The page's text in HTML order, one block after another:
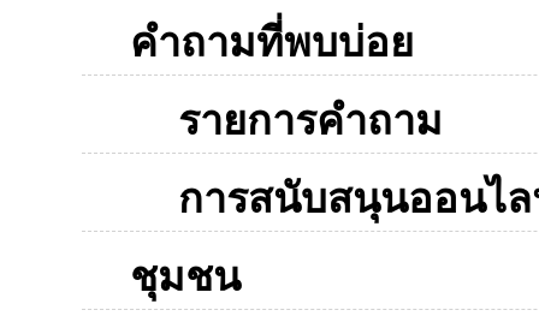
คำถามที่พบบ่อย
รายการคำถาม
การสนับสนุนออนไ
ชุมชน